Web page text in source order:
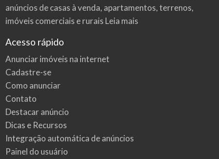
anúncios de casas à venda, apartamentos, terrenos,
imóveis comerciais e rurais Leia mais
Acesso rápido
Anunciar imóveis na internet
Cadastre-se
Como anunciar
Contato
Destacar anúncio
Dicas e Recursos
Integração automática de anúncios
Painel do usuário